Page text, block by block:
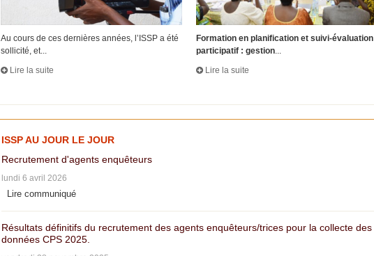
Au cours de ces dernières années, l’ISSP a été
sollicité, et...
Lire la suite
Formation en planification et suivi-évaluation
participatif : gestion
Lire la suite
ISSP AU JOUR LE JOUR
Recrutement d'agents enquêteurs
lundi 6 avril 2026
Lire communiqué
Résultats définitifs du recrutement des agents enquêteurs/trices pour la collecte des
données CPS 2025.